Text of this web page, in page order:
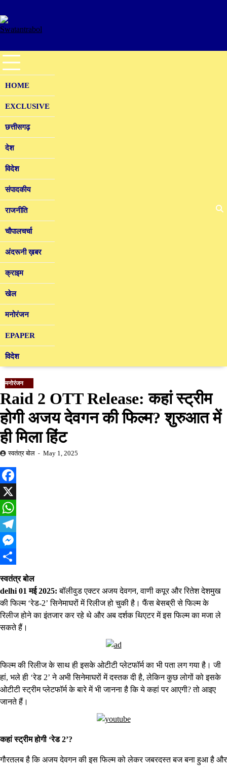
to
content
HOME
EXCLUSIVE
छत्तीसगढ़
देश
विदेश
संपादकीय
राजनीति
चौपालचर्चा
अंदरूनी ख़बर
क्राइम
खेल
मनोरंजन
EPAPER
विदेश
मनोरंजन
Raid 2 OTT Release: कहां स्ट्रीम
होगी अजय देवगन की फिल्म? शुरुआत में
ही मिला हिंट
स्वतंत्र बोल May 1, 2025
Facebook
X
WhatsApp
Telegram
Messenger
Share
स्वतंत्र बोल
delhi 01 मई 2025:बॉलीवुड एक्टर अजय देवगन, वाणी कपूर और रितेश देशमुख
की फिल्म ‘रेड-2’ सिनेमाघरों में रिलीज हो चुकी है। फैंस बेसब्री से फिल्म के
रिलीज होने का इंतजार कर रहे थे और अब दर्शक थिएटर में इस फिल्म का मजा ले
सकते हैं।
फिल्म की रिलीज के साथ ही इसके ओटीटी प्लेटफॉर्म का भी पता लग गया है। जी
हां, भले ही ‘रेड 2’ ने अभी सिनेमाघरों में दस्तक दी है, लेकिन कुछ लोगों को इसके
ओटीटी स्ट्रीम प्लेटफॉर्म के बारे में भी जानना है कि ये कहां पर आएगी? तो आइए
जानते हैं।
कहां स्ट्रीम होगी ‘रेड 2’?
गौरतलब है कि अजय देवगन की इस फिल्म को लेकर जबरदस्त बज बना हुआ है और